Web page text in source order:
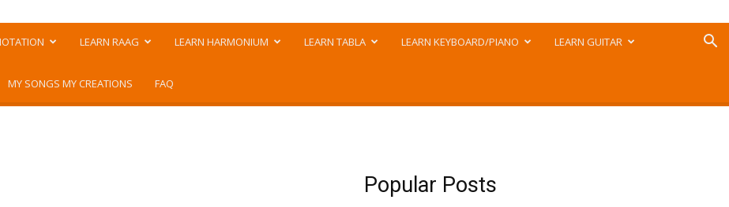
LEARN RAAG LEARN HARMONIUM LEARN TABLA LEARN KEYBOARD/PIANO LEARN GUITAR
MY SONGS MY CREATIONS FAQ
Popular Posts